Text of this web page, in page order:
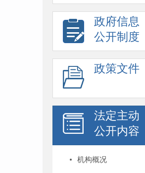
政府信息
公开制度
政策文件
法定主动
公开内容
机构概况